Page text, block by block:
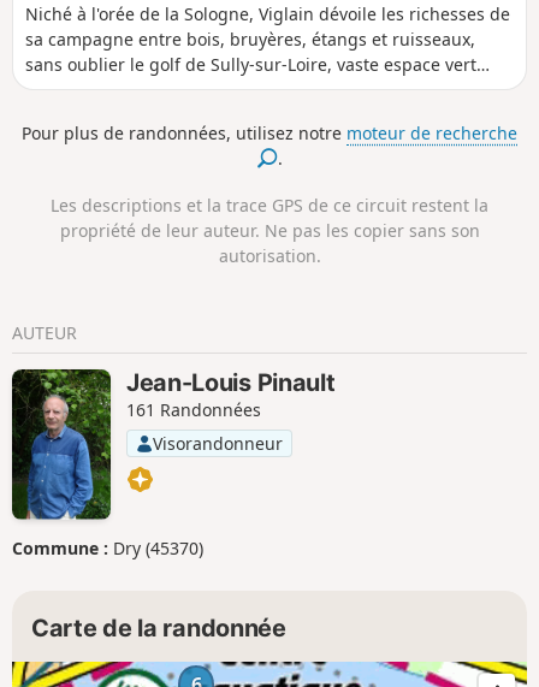
Niché à l'orée de la Sologne, Viglain dévoile les richesses de
sa campagne entre bois, bruyères, étangs et ruisseaux,
sans oublier le golf de Sully-sur-Loire, vaste espace vert
parsemé d'arbres d'essences variées.
Pour plus de randonnées, utilisez notre moteur de recherche
.
Les descriptions et la trace GPS de ce circuit restent la
propriété de leur auteur. Ne pas les copier sans son
autorisation.
AUTEUR
Jean-Louis Pinault
161 Randonnées
Visorandonneur
Commune : Dry (45370)
Carte de la randonnée